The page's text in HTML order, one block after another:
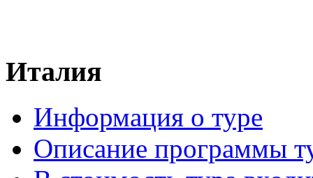
Италия
Информация о туре
Описание программы